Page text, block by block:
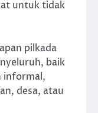
untuk tidak
pilkada
baik
informal,
desa, atau